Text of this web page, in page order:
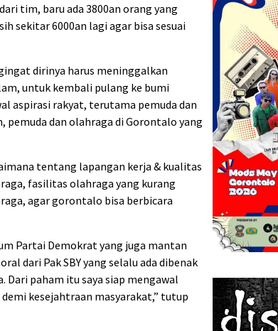
tim, baru ada 3800an orang yang
sekitar 6000an lagi agar bisa sesuai
dirinya harus meninggalkan
untuk kembali pulang ke bumi
aspirasi rakyat, terutama pemuda dan
pemuda dan olahraga di Gorontalo yang
tentang lapangan kerja & kualitas
fasilitas olahraga yang kurang
agar gorontalo bisa berbicara
Partai Demokrat yang juga mantan
dari Pak SBY yang selalu ada dibenak
paham itu saya siap mengawal
kesejahtraan masyarakat,” tutup